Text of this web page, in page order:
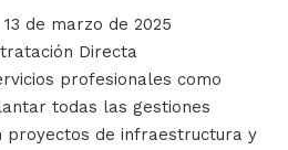
13 de marzo de 2025
Directa
profesionales como
todas las gestiones
proyectos de infraestructura y